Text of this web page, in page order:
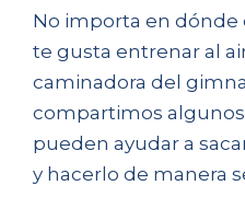
No importa en dónde
te gusta entrenar al
caminadora del
compartimos
pueden ayudar a
y hacerlo de manera